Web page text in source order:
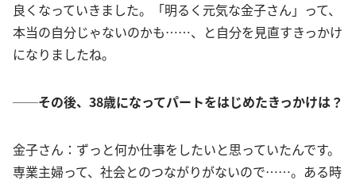
良くなっていきました。「明るく元気な金子さん」って、
本当の自分じゃないのかも……、と自分を見直すきっかけ
になりましたね。
──その後、38歳になってパートをはじめたきっかけは？
金子さん：ずっと何か仕事をしたいと思っていたんです。
専業主婦って、社会とのつながりがないので……。ある時